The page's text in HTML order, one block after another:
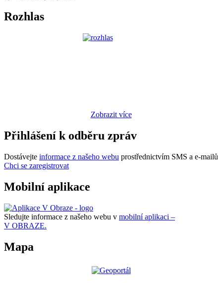
Rozhlas
Zobrazit více
Přihlášení k odběru zpráv
Dostávejte informace z našeho webu prostřednictvím SMS a e-mailů
Chci se zaregistrovat
Mobilní aplikace
Sledujte informace z našeho webu v mobilní aplikaci –
V OBRAZE.
Mapa